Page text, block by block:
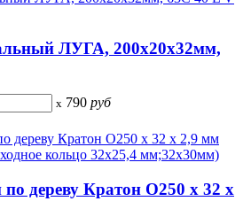
ЛУГА, 200х20х32мм,
x 790 руб
дереву Кратон O250 х 32 х